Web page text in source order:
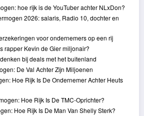
hoe rijk is de YouTuber achter NLxDon?
2026: salaris, Radio 10, dochter en
voor ondernemers op een rij
rapper Kevin de Gier miljonair?
bij deals met het buitenland
De Val Achter Zijn Miljoenen
Hoe Rijk Is De Ondernemer Achter Heuts
Hoe Rijk Is De TMC-Oprichter?
Hoe Rijk Is De Man Van Shelly Sterk?